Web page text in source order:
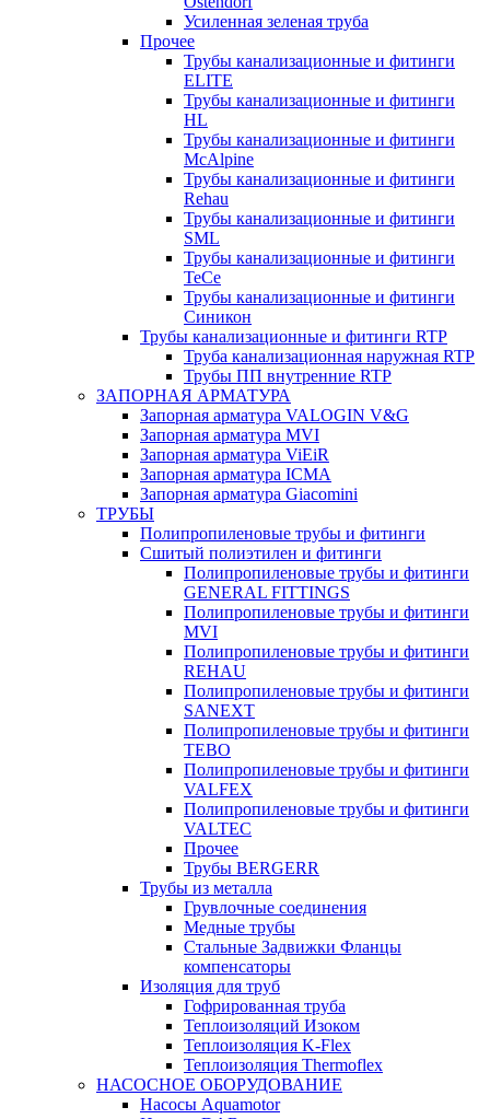
Усиленная зеленая труба
Прочее
Трубы канализационные и фитинги
ELITE
Трубы канализационные и фитинги
HL
Трубы канализационные и фитинги
McAlpine
Трубы канализационные и фитинги
Rehau
Трубы канализационные и фитинги
SML
Трубы канализационные и фитинги
TeCe
Трубы канализационные и фитинги
Синикон
Трубы канализационные и фитинги RTP
Труба канализационная наружная RTP
Трубы ПП внутренние RTP
ЗАПОРНАЯ АРМАТУРА
Запорная арматура VALOGIN V&G
Запорная арматура MVI
Запорная арматура ViEiR
Запорная арматура ICMA
Запорная арматура Giacomini
ТРУБЫ
Полипропиленовые трубы и фитинги
Сшитый полиэтилен и фитинги
Полипропиленовые трубы и фитинги
GENERAL FITTINGS
Полипропиленовые трубы и фитинги
MVI
Полипропиленовые трубы и фитинги
REHAU
Полипропиленовые трубы и фитинги
SANEXT
Полипропиленовые трубы и фитинги
TEBO
Полипропиленовые трубы и фитинги
VALFEX
Полипропиленовые трубы и фитинги
VALTEC
Прочее
Трубы BERGERR
Трубы из металла
Грувлочные соединения
Медные трубы
Стальные Задвижки Фланцы
компенсаторы
Изоляция для труб
Гофрированная труба
Теплоизоляций Изоком
Теплоизоляция K-Flex
Теплоизоляция Thermoflex
НАСОСНОЕ ОБОРУДОВАНИЕ
Насосы Aquamotor